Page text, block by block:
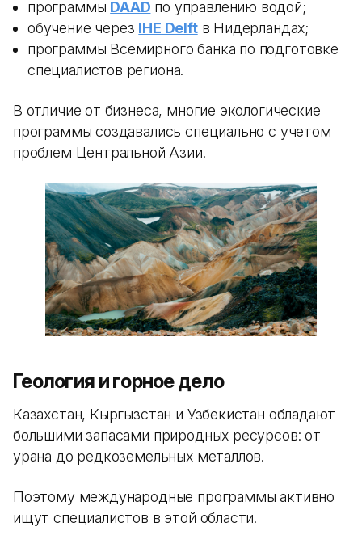
программы DAAD по управлению водой;
обучение через IHE Delftв Нидерландах;
программы Всемирного банка по подготовке
специалистов региона.
В отличие от бизнеса, многие экологические
программы создавались специально с учетом
проблем Центральной Азии.
Геология и горное дело
Казахстан, Кыргызстан и Узбекистан обладают
большими запасами природных ресурсов: от
урана до редкоземельных металлов.
Поэтому международные программы активно
ищут специалистов в этой области.